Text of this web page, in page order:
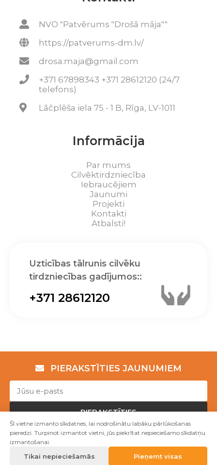
NVO "Patvērums "Drošā māja""
https://patverums-dm.lv/
drosa.maja@gmail.com
+371 67898343 +371 28612120 (24/7
telefons)
Lāčplēša iela 75 - 1 B, Rīga, LV-1011
Informācija
Par mums
Cilvēktirdzniecība
Iebraucējiem
Jaunumi
Projekti
Kontakti
Atbalsti!
Uzticības tālrunis cilvēku
tirdzniecības gadījumos::
+371 28612120
PIERAKSTĪTIES JAUNUMIEM
PIERAKSTĪTIES
Copyright © NVO "Patvērums "Drošā māja"" 2023
Mājas lapu izstrāde WEBstyle.lv
Šī vietne izmanto sīkdatnes, lai nodrošinātu labāku pārlūkošanas
pieredzi. Turpinot izmantot vietni, jūs piekrītat nepieciešamo sīkdatņu
izmantošanai.
Tikai nepieciešamās Pieņemt visas